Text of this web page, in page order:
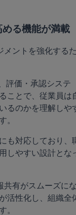
る機能が満載
メントを強化する
評価・承認システ
ことで、従業員は
るのかを理解しや
。
も対応しており、
しやすい設計とな
共有がスムーズに
活性化し、組織全
。